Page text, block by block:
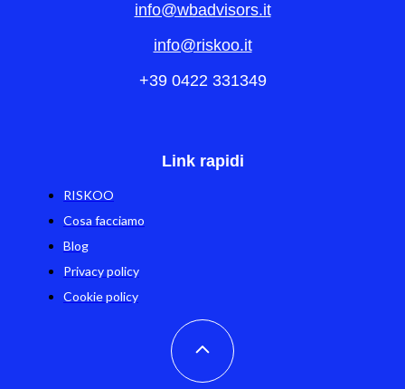
info@wbadvisors.it
info@riskoo.it
+39 0422 331349
Link rapidi
RISKOO
Cosa facciamo
Blog
Privacy policy
Cookie policy